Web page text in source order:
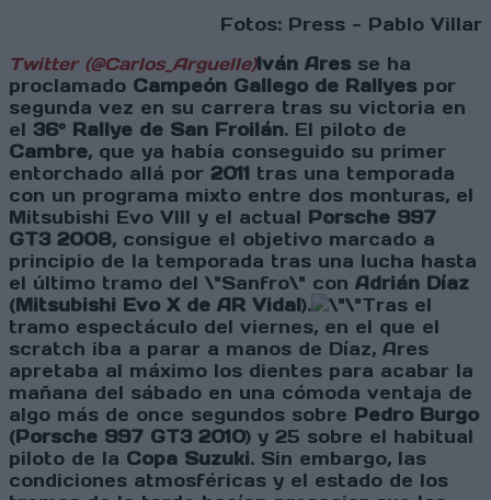
Fotos: Press - Pablo Villar
Twitter (@Carlos_Arguelle)Iván Ares se ha
proclamado Campeón Gallego de Rallyes por
segunda vez en su carrera tras su victoria en
el 36º Rallye de San Froilán. El piloto de
Cambre, que ya había conseguido su primer
entorchado allá por 2011 tras una temporada
con un programa mixto entre dos monturas, el
Mitsubishi Evo VIII y el actual Porsche 997
GT3 2008, consigue el objetivo marcado a
principio de la temporada tras una lucha hasta
el último tramo del \"Sanfro\" con Adrián Díaz
(Mitsubishi Evo X de AR Vidal).
Tras el
tramo espectáculo del viernes, en el que el
scratch iba a parar a manos de Díaz, Ares
apretaba al máximo los dientes para acabar la
mañana del sábado en una cómoda ventaja de
algo más de once segundos sobre Pedro Burgo
(Porsche 997 GT3 2010) y 25 sobre el habitual
piloto de la Copa Suzuki. Sin embargo, las
condiciones atmosféricas y el estado de los